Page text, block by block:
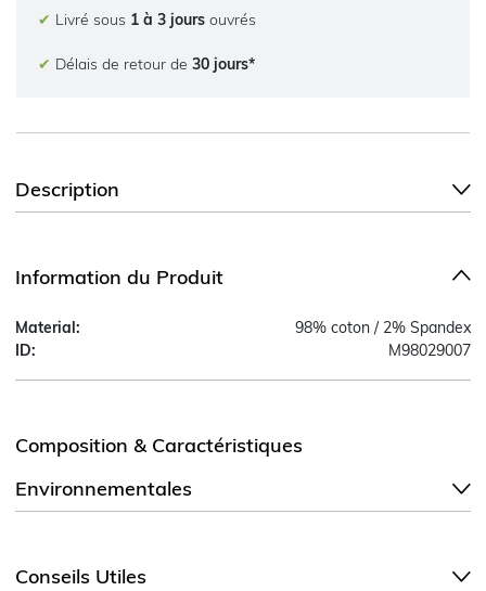
✔ Livré sous 1 à 3 jours ouvrés
✔ Délais de retour de 30 jours*
Description
Information du Produit
Material:
98% coton / 2% Spandex
ID:
M98029007
Composition & Caractéristiques
Environnementales
Conseils Utiles